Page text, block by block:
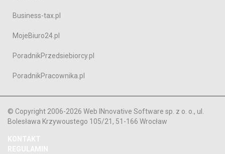
Business-tax.pl
MojeBiuro24.pl
PoradnikPrzedsiebiorcy.pl
PoradnikPracownika.pl
© Copyright 2006-2026 Web INnovative Software sp. z o. o., ul.
Bolesława Krzywoustego 105/21, 51-166 Wrocław
KONTAKT
REGULAMIN